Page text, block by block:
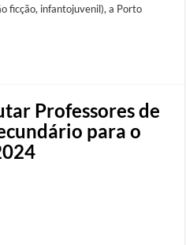
ficção, infantojuvenil), a Porto
Professores de
para o